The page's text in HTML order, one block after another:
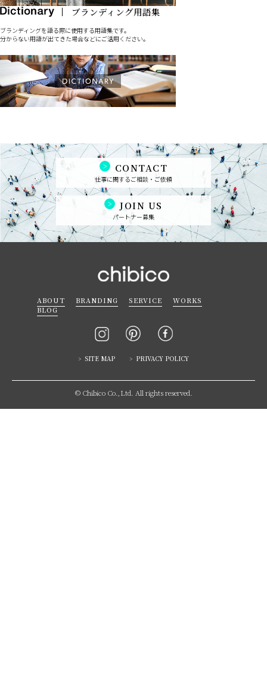
ブランディングを語る際に使用する用語集です。
分からない用語が出てきた場合などにご活用ください。
CONTACT
仕事に関するご相談・ご依頼
JOIN US
パートナー募集
ABOUT BRANDING SERVICE
WORKS
BLOG
SITE MAP PRIVACY POLICY
© Chibico Co.,Ltd. All rights reserved.